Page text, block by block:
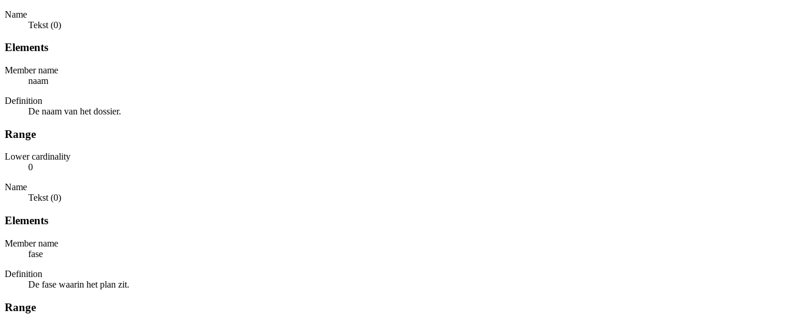
Name
Tekst (0)
Elements
Member name
naam
Definition
De naam van het dossier.
Range
Lower cardinality
0
Name
Tekst (0)
Elements
Member name
fase
Definition
De fase waarin het plan zit.
Range